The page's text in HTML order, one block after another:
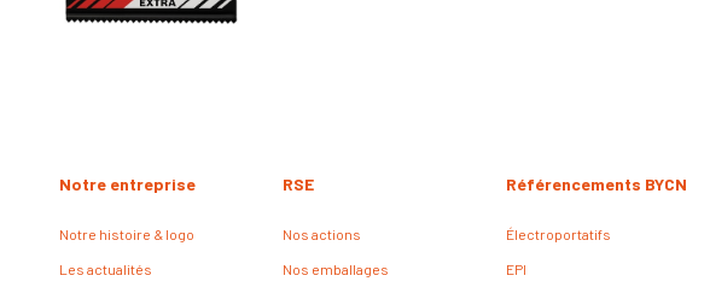
Référencements BYCN
Électroportatifs
EPI
RSE
Nos actions
Nos emballages
Notre entreprise
Notre histoire & logo
Les actualités